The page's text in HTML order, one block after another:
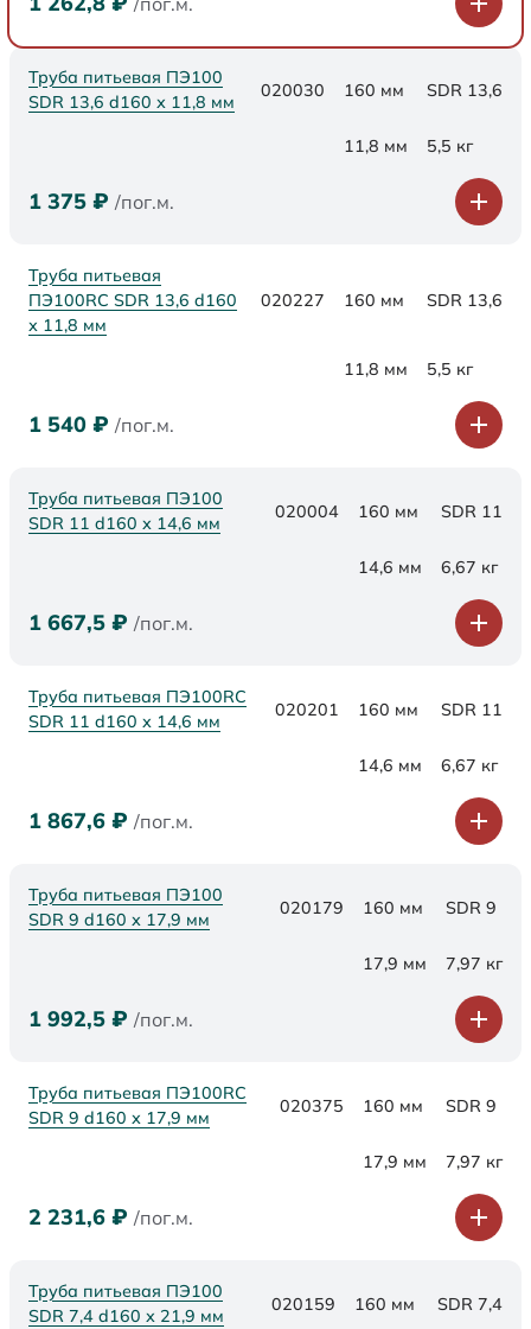
Труба питьевая ПЭ100
SDR 13,6 d160 х 11,8 мм
020030 160 мм SDR 13,6
11,8 мм 5,5 кг
1 375 ₽ /пог.м.
Труба питьевая
ПЭ100RC SDR 13,6 d160
х 11,8 мм
020227 160 мм SDR 13,6
11,8 мм 5,5 кг
1 540 ₽ /пог.м.
Труба питьевая ПЭ100
SDR 11 d160 х 14,6 мм
020004 160 мм SDR 11
14,6 мм 6,67 кг
1 667,5 ₽ /пог.м.
Труба питьевая ПЭ100RC
SDR 11 d160 х 14,6 мм
020201 160 мм SDR 11
14,6 мм 6,67 кг
1 867,6 ₽ /пог.м.
Труба питьевая ПЭ100
SDR 9 d160 х 17,9 мм
020179 160 мм SDR 9
17,9 мм 7,97 кг
1 992,5 ₽ /пог.м.
Труба питьевая ПЭ100RC
SDR 9 d160 х 17,9 мм
020375 160 мм SDR 9
17,9 мм 7,97 кг
2 231,6 ₽ /пог.м.
Труба питьевая ПЭ100
SDR 7,4 d160 х 21,9 мм
020159 160 мм SDR 7,4